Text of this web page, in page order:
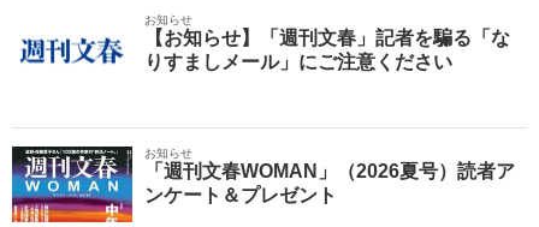
お知らせ
【お知らせ】「週刊文春」記者を騙る「な
りすましメール」にご注意ください
お知らせ
「週刊文春WOMAN」（2026夏号）読者ア
ンケート＆プレゼント